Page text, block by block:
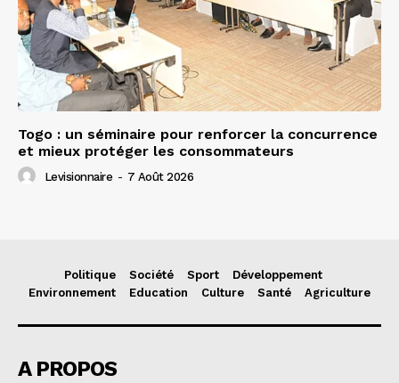
Togo : un séminaire pour renforcer la concurrence
et mieux protéger les consommateurs
Levisionnaire - 7 Août 2026
Politique Société Sport
Développement
Environnement
Education Culture Santé Agriculture
A PROPOS